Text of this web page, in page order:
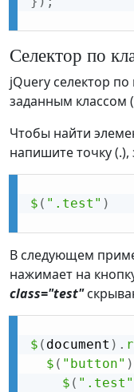
Селектор по
jQuery селектор
заданным классом
Чтобы найти
напишите точку (.),
$ ( ".test" )
В следующем
нажимает на
class="test"
$ ( document ) .
$ ( "button" )
$ ( ".test"